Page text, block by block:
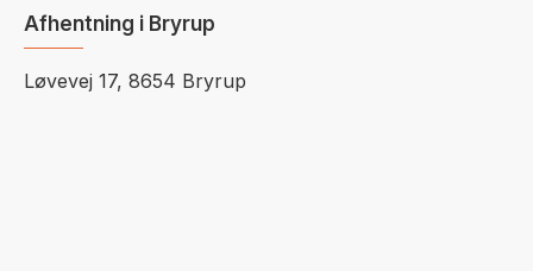
Afhentning i Bryrup
Løvevej 17, 8654 Bryrup